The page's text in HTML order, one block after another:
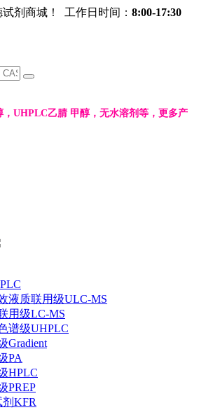
剂商城！ 工作日时间： 8:00-17:30
UHPLC乙腈 甲醇，无水溶剂等，更多产
液质联用级ULC-MS
用级LC-MS
谱级UHPLC
Gradient
PA
HPLC
PREP
KFR